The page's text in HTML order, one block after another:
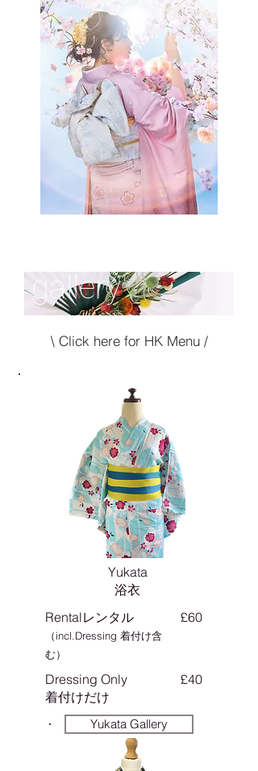
gallery
\ Click here for HK Menu /
Yukata
浴衣
Rentalレンタル
（incl.Dressing 着付け含
む）
Dressing Only
​着付けだけ
£60
£40
Yukata Gallery